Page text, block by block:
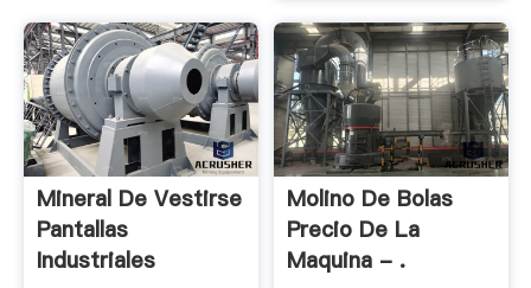
Mineral De Vestirse
Pantallas
Industriales
Molino De Bolas
Precio De La
Maquina - .